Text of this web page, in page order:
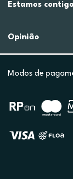
Estamos contigo
Opinião
Modos de